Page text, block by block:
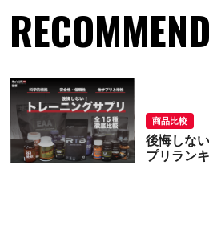
商品比較
後悔しな
プリラン